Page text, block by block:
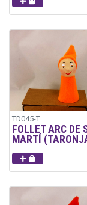
TD045-T
FOLLET ARC DE
MARTÍ